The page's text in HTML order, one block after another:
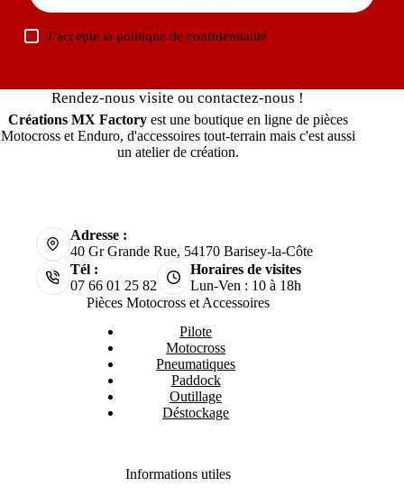
J’accepte lapolitique de confidentialité
Rendez-nous visite ou contactez-nous !
Créations MX Factoryest une boutique en ligne de pièces
Motocross et Enduro, d'accessoires tout-terrain mais c'est aussi
un atelier de création.
Adresse :
40 Gr Grande Rue, 54170 Barisey-la-Côte
Tél :
07 66 01 25 82
Horaires de visites
Lun-Ven : 10 à 18h
Pièces Motocross et Accessoires
Pilote
Motocross
Pneumatiques
Paddock
Outillage
Déstockage
Informations utiles